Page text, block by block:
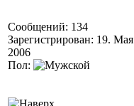
Сообщений: 134
Зарегистрирован: 19. Мая
2006
Пол: